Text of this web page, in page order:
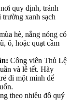
quy định, tránh
trường xanh sạch
hè, nắng nóng có
ô, hoặc quạt cầm
Công viên Thủ Lệ
và lễ tết. Hãy
đi một mình để
theo nhiều đồ quý